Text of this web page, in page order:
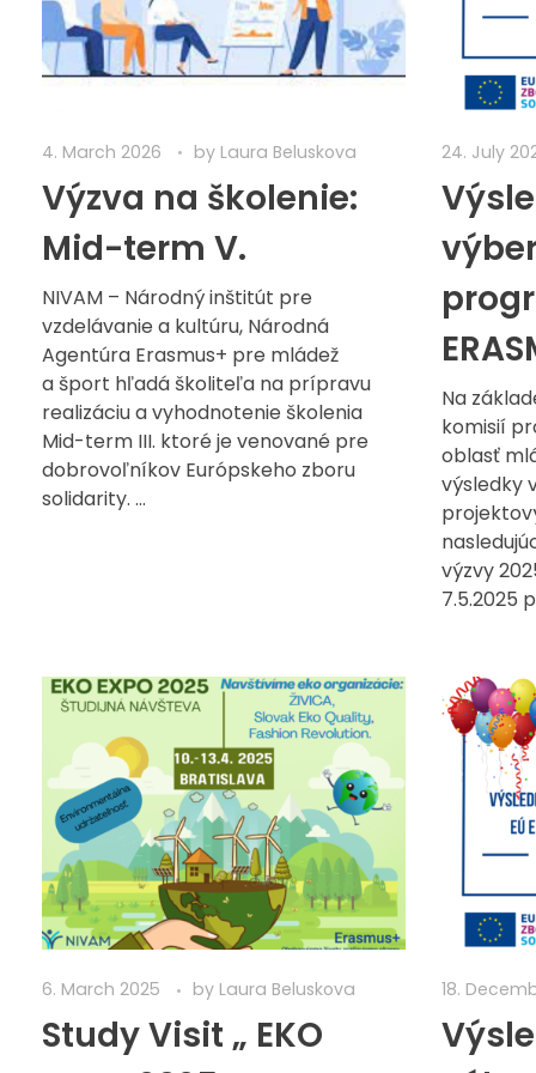
4. March 2026 by Laura Beluskova
Výzva na školenie:
Mid-term V.
NIVAM – Národný inštitút pre
vzdelávanie a kultúru, Národná
Agentúra Erasmus+ pre mládež
a šport hľadá školiteľa na prípravu
realizáciu a vyhodnotenie školenia
Mid-term III. ktoré je venované pre
dobrovoľníkov Európskeho zboru
solidarity. ...
24. July
Na
komisií
oblasť
výsledky
výzvy
7.5.2025
6. March 2025 by Laura Beluskova
Study Visit „ EKO
18.